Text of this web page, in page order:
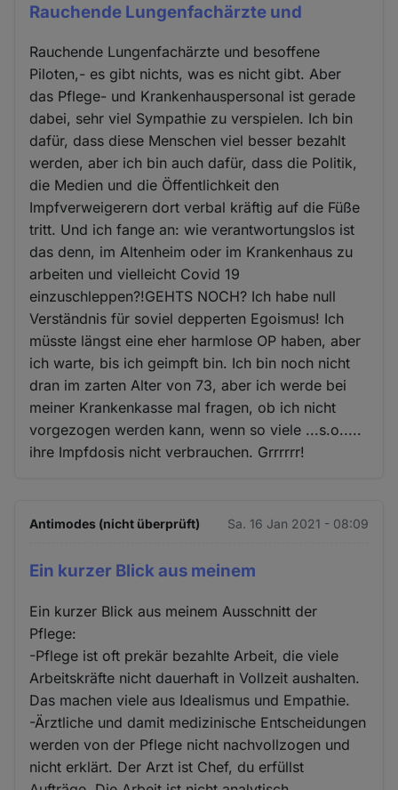
Rauchende Lungenfachärzte und
Rauchende Lungenfachärzte und besoffene
Piloten,- es gibt nichts, was es nicht gibt. Aber
das Pflege- und Krankenhauspersonal ist gerade
dabei, sehr viel Sympathie zu verspielen. Ich bin
dafür, dass diese Menschen viel besser bezahlt
werden, aber ich bin auch dafür, dass die Politik,
die Medien und die Öffentlichkeit den
Impfverweigerern dort verbal kräftig auf die Füße
tritt. Und ich fange an: wie verantwortungslos ist
das denn, im Altenheim oder im Krankenhaus zu
arbeiten und vielleicht Covid 19
einzuschleppen?!GEHTS NOCH? Ich habe null
Verständnis für soviel depperten Egoismus! Ich
müsste längst eine eher harmlose OP haben, aber
ich warte, bis ich geimpft bin. Ich bin noch nicht
dran im zarten Alter von 73, aber ich werde bei
meiner Krankenkasse mal fragen, ob ich nicht
vorgezogen werden kann, wenn so viele ...s.o.....
ihre Impfdosis nicht verbrauchen. Grrrrrr!
Antimodes (nicht überprüft) Sa. 16 Jan 2021 - 08:09
Ein kurzer Blick aus meinem
Ein kurzer Blick aus meinem Ausschnitt der
Pflege:
-Pflege ist oft prekär bezahlte Arbeit, die viele
Arbeitskräfte nicht dauerhaft in Vollzeit aushalten.
Das machen viele aus Idealismus und Empathie.
-Ärztliche und damit medizinische Entscheidungen
werden von der Pflege nicht nachvollzogen und
nicht erklärt. Der Arzt ist Chef, du erfüllst